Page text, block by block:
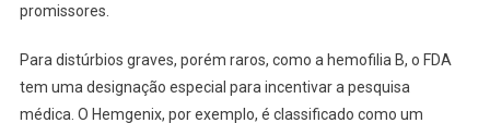
promissores.
Para distúrbios graves, porém raros, como a hemofilia B, o FDA
tem uma designação especial para incentivar a pesquisa
médica. O Hemgenix, por exemplo, é classificado como um